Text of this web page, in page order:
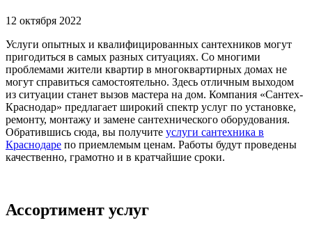
12 октября 2022
Услуги опытных и квалифицированных сантехников могут
пригодиться в самых разных ситуациях. Со многими
проблемами жители квартир в многоквартирных домах не
могут справиться самостоятельно. Здесь отличным выходом
из ситуации станет вызов мастера на дом. Компания «Сантех-
Краснодар» предлагает широкий спектр услуг по установке,
ремонту, монтажу и замене сантехнического оборудования.
Обратившись сюда, вы получите услуги сантехника в
Краснодаре по приемлемым ценам. Работы будут проведены
качественно, грамотно и в кратчайшие сроки.
Ассортимент услуг